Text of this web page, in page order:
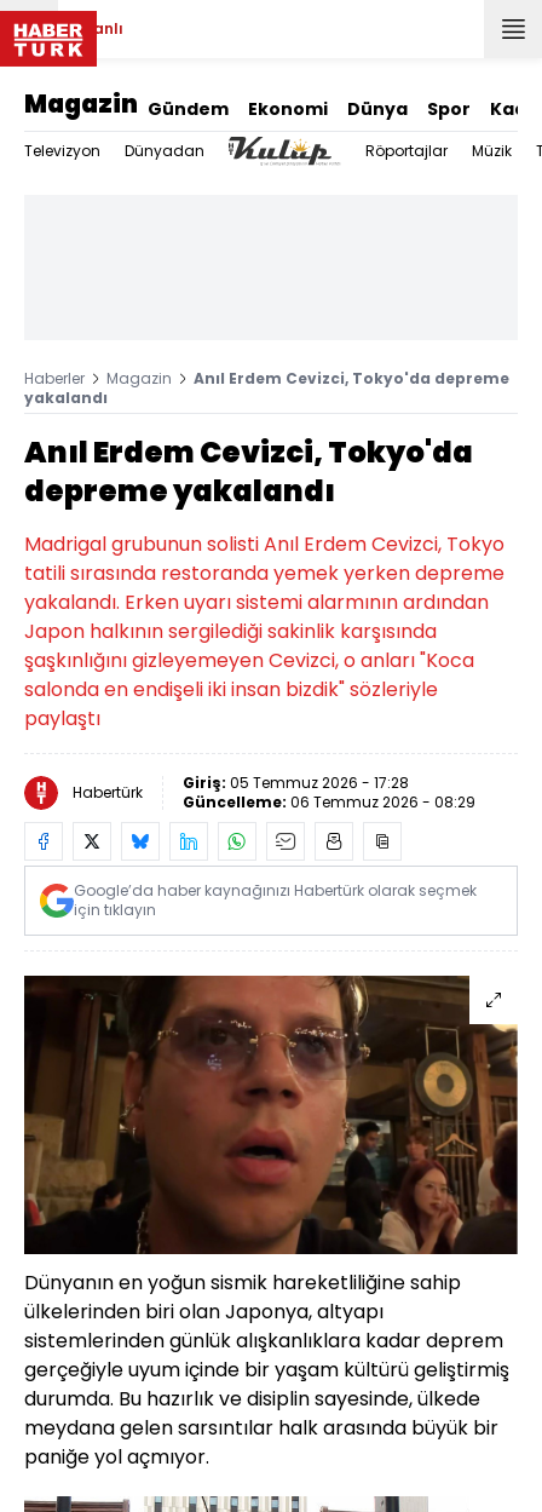
Canlı
Magazin Gündem Ekonomi Dünya Spor
Televizyon Dünyadan Röportajlar Müzik
Haberler Magazin
Anıl Erdem Cevizci, Tokyo'da depreme
yakalandı
Anıl Erdem Cevizci, Tokyo'da
depreme yakalandı
Madrigal grubunun solisti Anıl Erdem Cevizci, Tokyo
tatili sırasında restoranda yemek yerken depreme
yakalandı. Erken uyarı sistemi alarmının ardından
Japon halkının sergilediği sakinlik karşısında
şaşkınlığını gizleyemeyen Cevizci, o anları "Koca
salonda en endişeli iki insan bizdik" sözleriyle
paylaştı
Habertürk Giriş: 05 Temmuz 2026 - 17:28
Güncelleme: 06 Temmuz 2026 - 08:29
Google’da haber kaynağınızı Habertürk olarak seçmek
için tıklayın
Dünyanın en yoğun sismik hareketliliğine sahip
ülkelerinden biri olan Japonya, altyapı
sistemlerinden günlük alışkanlıklara kadar deprem
gerçeğiyle uyum içinde bir yaşam kültürü geliştirmiş
durumda. Bu hazırlık ve disiplin sayesinde, ülkede
meydana gelen sarsıntılar halk arasında büyük bir
paniğe yol açmıyor.